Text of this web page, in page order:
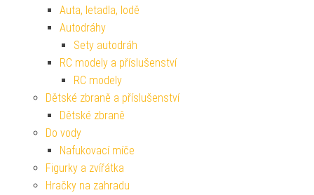
Auta, letadla, lodě
Autodráhy
Sety autodráh
RC modely a příslušenství
RC modely
Dětské zbraně a příslušenství
Dětské zbraně
Do vody
Nafukovací míče
Figurky a zvířátka
Hračky na zahradu